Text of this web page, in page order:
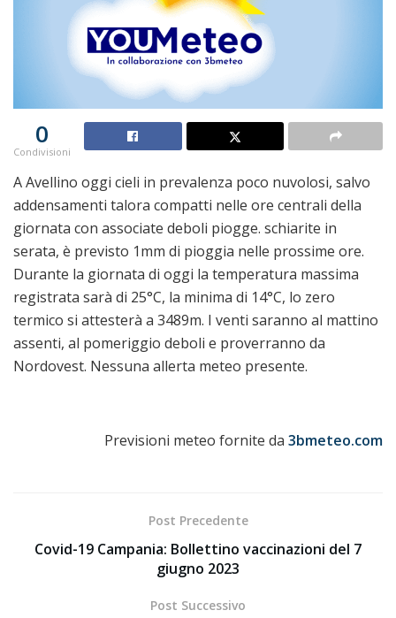
0
Condivisioni
A Avellino oggi cieli in prevalenza poco nuvolosi, salvo
addensamenti talora compatti nelle ore centrali della
giornata con associate deboli piogge. schiarite in
serata, è previsto 1mm di pioggia nelle prossime ore.
Durante la giornata di oggi la temperatura massima
registrata sarà di 25°C, la minima di 14°C, lo zero
termico si attesterà a 3489m. I venti saranno al mattino
assenti, al pomeriggio deboli e proverranno da
Nordovest. Nessuna allerta meteo presente.
Previsioni meteo fornite da 3bmeteo.com
Post Precedente
Covid-19 Campania: Bollettino vaccinazioni del 7
giugno 2023
Post Successivo